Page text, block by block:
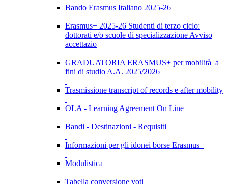
Bando Erasmus Italiano 2025-26
Erasmus+ 2025-26 Studenti di terzo ciclo:
dottorati e/o scuole di specializzazione Avviso
accettazio
GRADUATORIA ERASMUS+ per mobilità a
fini di studio A.A. 2025/2026
Trasmissione transcript of records e after mobility
OLA - Learning Agreement On Line
Bandi - Destinazioni - Requisiti
Informazioni per gli idonei borse Erasmus+
Modulistica
Tabella conversione voti